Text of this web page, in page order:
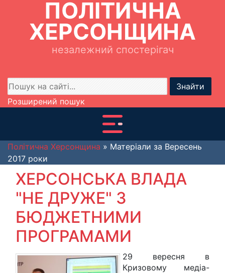
ПОЛІТИЧНА
ХЕРСОНЩИНА
незалежний спостерігач
Знайти
Розширений пошук
Політична Херсонщина » Матеріали за Вересень
2017 роки
ХЕРСОНСЬКА ВЛАДА
"НЕ ДРУЖЕ" З
БЮДЖЕТНИМИ
ПРОГРАМАМИ
29 вересня в
Кризовому медіа-